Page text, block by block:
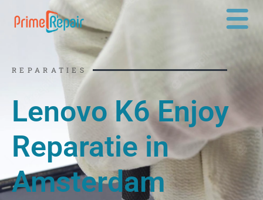
naar
REPARATIES
Lenovo K6 Enjoy
Reparatie in
Amsterdam